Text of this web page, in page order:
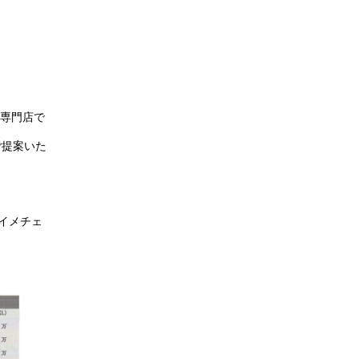
門店で
案いた
メチェ